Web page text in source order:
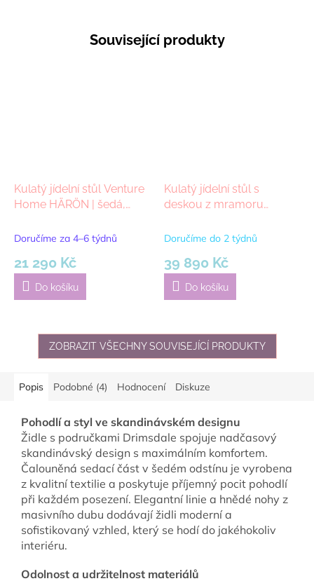
Související produkty
Kulatý jídelní stůl Venture
Home HÄRÖN | šedá,
Doručíme za 4–6 týdnů
21 290 Kč
Do košíku
Kulatý jídelní stůl s
deskou z mramoru
Brown, 125x125 cm |
Doručíme do 2 týdnů
39 890 Kč
Do košíku
ZOBRAZIT VŠECHNY SOUVISEJÍCÍ PRODUKTY
Popis Podobné (4) Hodnocení Diskuze
Pohodlí a styl ve skandinávském designu
Židle s područkami Drimsdale spojuje nadčasový
skandinávský design s maximálním komfortem.
Čalouněná sedací část v šedém odstínu je vyrobena
z kvalitní textilie a poskytuje příjemný pocit pohodlí
při každém posezení. Elegantní linie a hnědé nohy z
masivního dubu dodávají židli moderní a
sofistikovaný vzhled, který se hodí do jakéhokoliv
interiéru.
Odolnost a udržitelnost materiálů